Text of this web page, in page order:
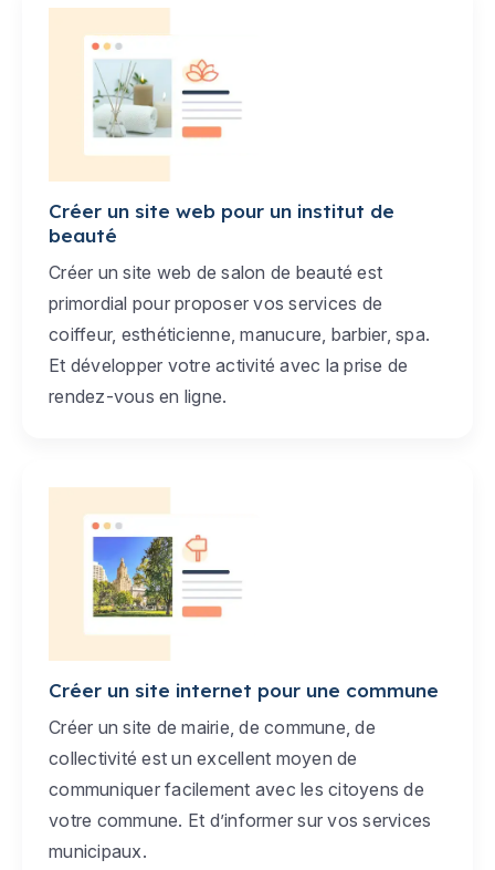
Créer un site web pour un institut de
beauté
Créer un site web de salon de beauté est
primordial pour proposer vos services de
coiffeur, esthéticienne, manucure, barbier, spa.
Et développer votre activité avec la prise de
rendez-vous en ligne.
Créer un site internet pour une commune
Créer un site de mairie, de commune, de
collectivité est un excellent moyen de
communiquer facilement avec les citoyens de
votre commune. Et d’informer sur vos services
municipaux.